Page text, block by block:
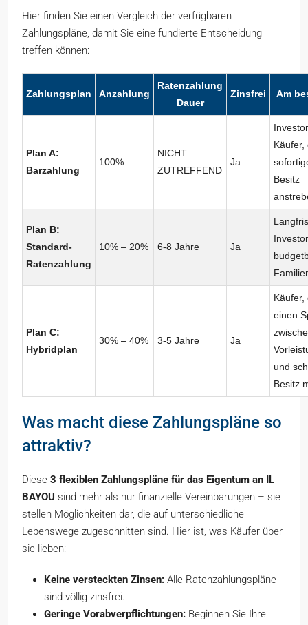
Hier finden Sie einen Vergleich der verfügbaren
Zahlungspläne, damit Sie eine fundierte Entscheidung
treffen können:
Zahlungsplan Anzahlung
Ratenzahlung
Dauer
Zinsfrei Am
Plan A:
Barzahlung
100%
NICHT
ZUTREFFEND
Ja
Käufer,
Besitz
Plan B:
Standard-
Ratenzahlung
10% – 20% 6-8 Jahre Ja
Plan C:
Hybridplan
30% – 40% 3-5 Jahre Ja
Käufer,
einen
und
Besitz
Was macht diese Zahlungspläne so
attraktiv?
Diese 3 flexiblen Zahlungspläne für das Eigentum an IL
BAYOU sind mehr als nur finanzielle Vereinbarungen – sie
stellen Möglichkeiten dar, die auf unterschiedliche
Lebenswege zugeschnitten sind. Hier ist, was Käufer über
sie lieben:
Keine versteckten Zinsen: Alle Ratenzahlungspläne
sind völlig zinsfrei.
Geringe Vorabverpflichtungen: Beginnen Sie Ihre